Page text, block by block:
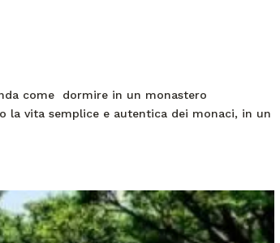
come dormire in un monastero
la vita semplice e autentica dei monaci, in un